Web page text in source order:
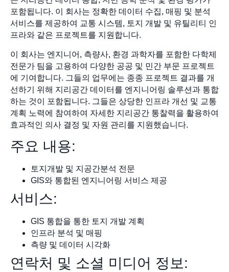
포함됩니다. 이 회사는 정확한 데이터 수집, 매핑 및 분석
서비스를 제공하여 교통 시스템, 토지 개발 및 유틸리티 인
프라와 같은 프로젝트를 지원합니다.
이 회사는 엔지니어, 측량사, 환경 과학자를 포함한 다학제
전문가 팀을 고용하여 다양한 공공 및 민간 부문 프로젝트
에 기여합니다. 그들의 업무에는 종종 프로젝트 결과를 개
선하기 위해 지리공간 데이터를 엔지니어링 솔루션과 통합
하는 것이 포함됩니다. 그들은 상당한 인프라 개선 및 교통
계획 노력에 참여하여 자세한 지리공간 통찰력을 활용하여
효과적인 의사 결정 및 자원 관리를 지원했습니다.
주요 내용:
토지개발 및 지공간분석 전문
GIS와 통합된 엔지니어링 서비스 제공
서비스:
GIS 통합을 통한 토지 개발 계획
인프라 분석 및 매핑
측량 및 데이터 시각화
연락처 및 소셜 미디어 정보: